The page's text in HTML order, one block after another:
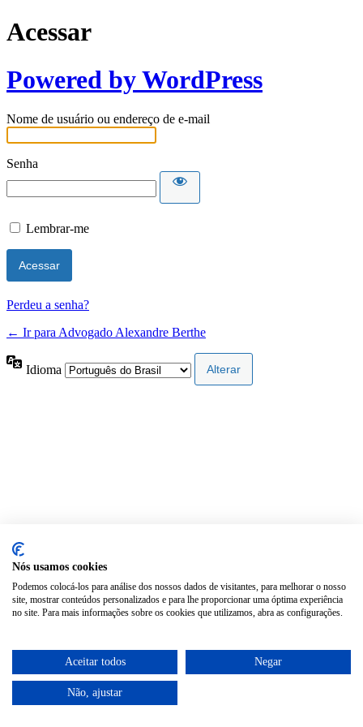
Acessar
Powered by WordPress
Nome de usuário ou endereço de e-mail
Senha
Lembrar-me
Perdeu a senha?
← Ir para Advogado Alexandre Berthe
Idioma
Nós usamos cookies
Podemos colocá-los para análise dos nossos dados de visitantes, para melhorar o nosso
site, mostrar conteúdos personalizados e para lhe proporcionar uma óptima experiência
no site. Para mais informações sobre os cookies que utilizamos, abra as configurações.
Aceitar todos Negar
Não, ajustar